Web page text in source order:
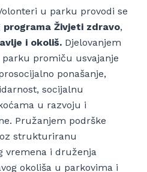
u parku provodi se
programa Živjeti zdravo,
i okoliš. Djelovanjem
promiču usvajanje
ponašanje,
socijalnu
u razvoju i
Pružanjem podrške
strukturiranu
vremena i druženja
okoliša u parkovima i